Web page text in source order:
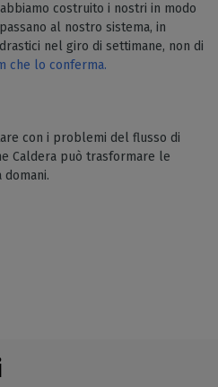
costruito i nostri in modo
al nostro sistema, in
nel giro di settimane, non di
che lo conferma.
con i problemi del flusso di
Caldera può trasformare le